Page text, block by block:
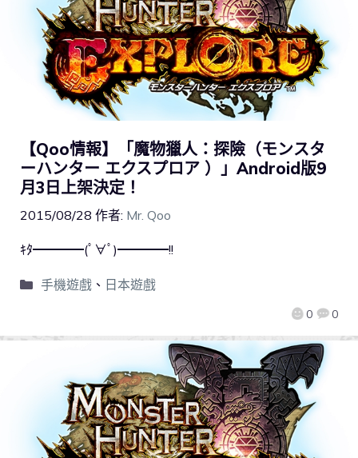
【Qoo情報】「魔物獵人：探險（モンスタ
ーハンター エクスプロア ）」Android版9
月3日上架決定！
2015/08/28 作者: Mr. Qoo
0 0
ｷﾀ━━━━(ﾟ∀ﾟ)━━━━!!
手機遊戲、 日本遊戲